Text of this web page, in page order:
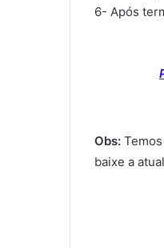
6- Após
Obs:
baixe a